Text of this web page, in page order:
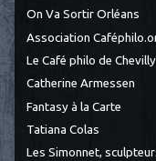
On Va Sortir Orléans
Association
Le Café philo de
Catherine Armessen
Fantasy à la Carte
Tatiana Colas
Les Simonnet,